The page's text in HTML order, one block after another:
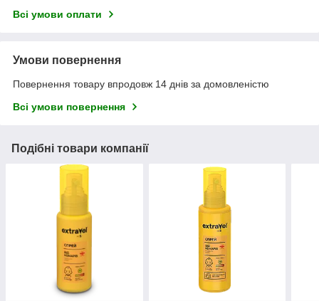
Всі умови оплати
Умови повернення
Повернення товару впродовж 14 днів за домовленістю
Всі умови повернення
Подібні товари компанії